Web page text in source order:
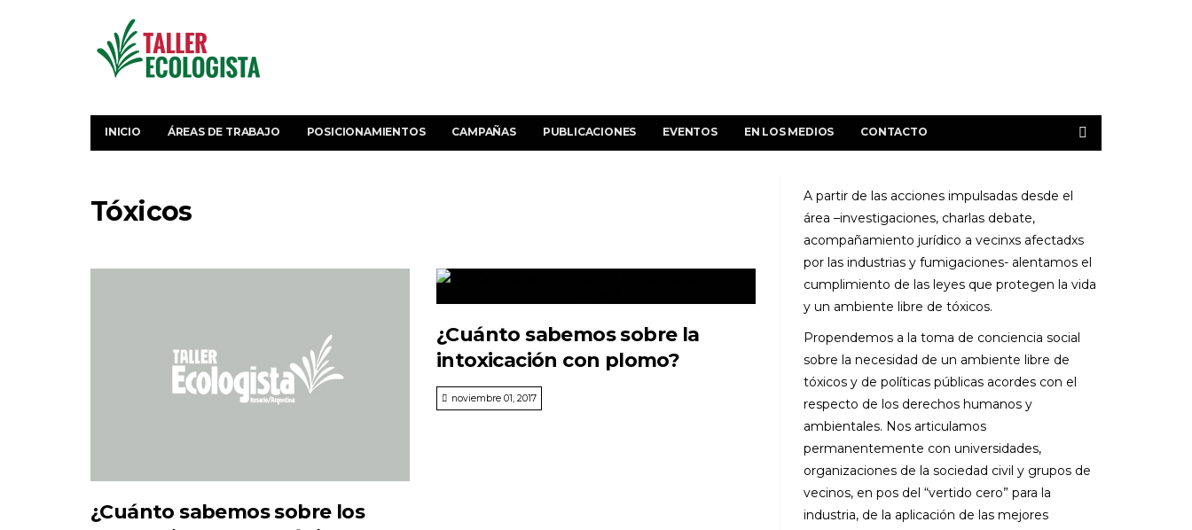
INICIO ÁREAS DE TRABAJO POSICIONAMIENTOS CAMPAÑAS PUBLICACIONES EVENTOS EN LOS MEDIOS CONTACTO
Tóxicos
¿Cuánto sabemos sobre los
¿Cuánto sabemos sobre la
intoxicación con plomo?
noviembre 01, 2017
A partir de las acciones impulsadas desde el
área –investigaciones, charlas debate,
acompañamiento jurídico a vecinxs afectadxs
por las industrias y fumigaciones- alentamos el
cumplimiento de las leyes que protegen la vida
y un ambiente libre de tóxicos.
Propendemos a la toma de conciencia social
sobre la necesidad de un ambiente libre de
tóxicos y de políticas públicas acordes con el
respecto de los derechos humanos y
ambientales. Nos articulamos
permanentemente con universidades,
organizaciones de la sociedad civil y grupos de
vecinos, en pos del “vertido cero” para la
industria, de la aplicación de las mejores